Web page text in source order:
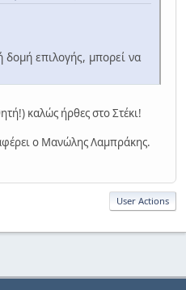
δομή επιλογής, μπορεί να
καλώς ήρθες στο Στέκι!
ο Μανώλης Λαμπράκης.
User Actions